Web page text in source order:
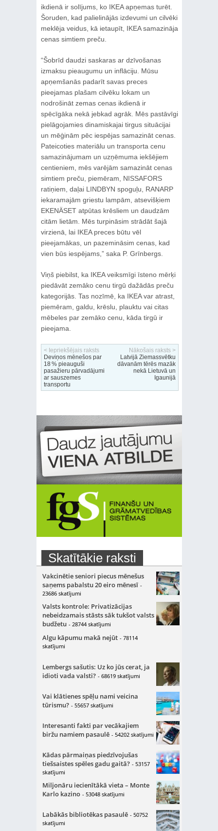
ikdienā ir solījums, ko IKEA apņemas turēt.
Šoruden, kad palielinājās izdevumi un cilvēki
meklēja veidus, kā ietaupīt, IKEA samazināja
cenas simtiem preču.
“Šobrīd daudzi saskaras ar dzīvošanas
izmaksu pieaugumu un inflāciju. Mūsu
apņemšanās padarīt savas preces
pieejamas plašam cilvēku lokam un
nodrošināt zemas cenas ikdienā ir
spēcīgāka nekā jebkad agrāk. Mēs pastāvīgi
pielāgojamies dinamiskajai tirgus situācijai
un mēģinām pēc iespējas samazināt cenas.
Pateicoties materiālu un transporta cenu
samazinājumam un uzņēmuma iekšējiem
centieniem, mēs varējām samazināt cenas
simtiem preču, piemēram, NISSAFORS
ratiņiem, daļai LINDBYN spoguļu, RANARP
iekaramajām griestu lampām, atsevišķiem
EKENÄSET atpūtas krēsliem un daudzām
citām lietām. Mēs turpināsim strādāt šajā
virzienā, lai IKEA preces būtu vēl
pieejamākas, un pazemināsim cenas, kad
vien būs iespējams,” saka P. Grīnbergs.
Viņš piebilst, ka IKEA veiksmīgi īsteno mērķi
piedāvāt zemāko cenu tirgū dažādās preču
kategorijās. Tas nozīmē, ka IKEA var atrast,
piemēram, galdu, krēslu, plauktu vai citas
mēbeles par zemāko cenu, kāda tirgū ir
pieejama.
< Iepriekšējais raksts
Deviņos mēnešos par
18 % pieauguši
pasažieru pārvadājumi
ar sauszemes
transportu
Nākošais raksts >
Latvijā Ziemassvētku
dāvanām tērēs mazāk
nekā Lietuvā un
Igaunijā
Skatītākie raksti
Vakcinētie seniori piecus mēnešus
saņems pabalstu 20 eiro mēnesī -
23686 skatījumi
Valsts kontrole: Privatizācijas
nebeidzamais stāsts sāk tukšot valsts
budžetu - 28744 skatījumi
Algu kāpumu makā nejūt - 78114
skatījumi
Lembergs sašutis: Uz ko jūs cerat, ja
idioti vada valsti? - 68619 skatījumi
Vai klātienes spēļu nami veicina
tūrismu? - 55657 skatījumi
Interesanti fakti par vecākajiem
biržu namiem pasaulē - 54202 skatījumi
Kādas pārmaiņas piedzīvojušas
tiešsaistes spēles gadu gaitā? - 53157
skatījumi
Miljonāru iecienītākā vieta – Monte
Karlo kazino - 53048 skatījumi
Labākās bibliotēkas pasaulē - 50752
skatījumi